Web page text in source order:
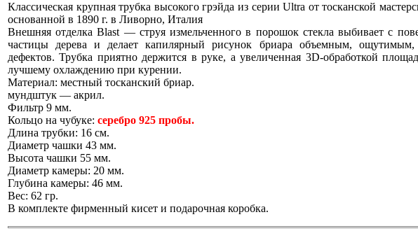
Классическая крупная трубка высокого грэйда из серии Ultra от тосканской
основанной в 1890 г. в Ливорно, Италия
Внешняя отделка Blast — струя измельченного в порошок стекла выбивает с
частицы дерева и делает капилярный рисунок бриара объемным,
дефектов. Трубка приятно держится в руке, а увеличенная 3D-обработкой
лучшему охлаждению при курении.
Материал: местный тосканский бриар.
мундштук — акрил.
Фильтр 9 мм.
Кольцо на чубуке: серебро 925 пробы.
Длина трубки: 16 см.
Диаметр чашки 43 мм.
Высота чашки 55 мм.
Диаметр камеры: 20 мм.
Глубина камеры: 46 мм.
Вес: 62 гр.
В комплекте фирменный кисет и подарочная коробка.